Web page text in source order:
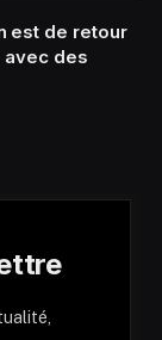
est de retour
avec des